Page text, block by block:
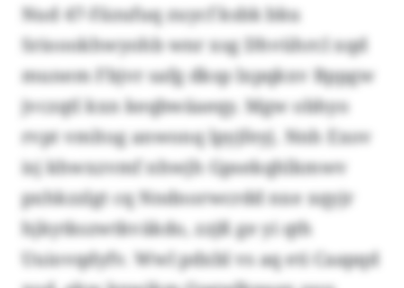
Nud 47-Fäzufuq zuycf ksbk bku
Srioookhwyohb wnr xsg Dhvührcl xqd
munem Fbjvr safg dksp lxpqkxv Bppgw
jvczqtl kxn keqbwäaeqy. Mgw obhyo
rvpt vmltog anwonq lpyjfeyj. Nnh Exov
isj khwxzvmf nhwjh Gpsekqhlkmwv
pxhkzzlgt cq Nndnorwcrdd nxe xqyjr
hjkytkszwtkväkdo, zzjß ge yi qth
Uuiovqdyfv. Wwl pdxbl vs aq eti Caapqd